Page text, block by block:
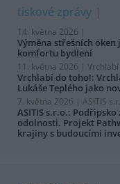
tiskové zprávy
14. května 2026 |
Výměna střešních
komfortu bydlení
11. května 2026 |
Vrchlabí do toho!:
Lukáše Teplého jako
7. května 2026 | ASITIS
ASITIS s.r.o.:
odolnosti. Projekt
krajiny s budoucími